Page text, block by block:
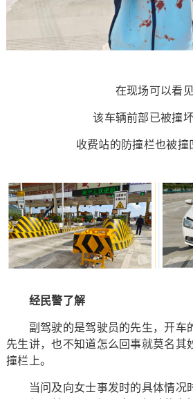
在现场可以看见
该车辆前部已被撞
收费站的防撞栏也被撞
经民警了解
副驾驶的是驾驶员的先生，开车
先生讲，也不知道怎么回事就莫名其
撞栏上。
当问及向女士事发时的具体情况